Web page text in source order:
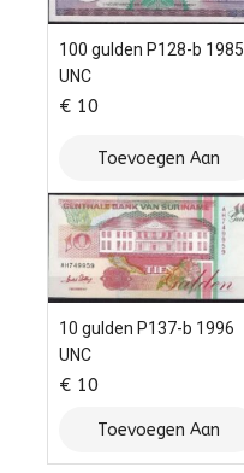
100 gulden P128-b 1985
UNC
€ 10
Toevoegen Aan
Winkelwagen
10 gulden P137-b 1996
UNC
€ 10
Toevoegen Aan
Winkelwagen